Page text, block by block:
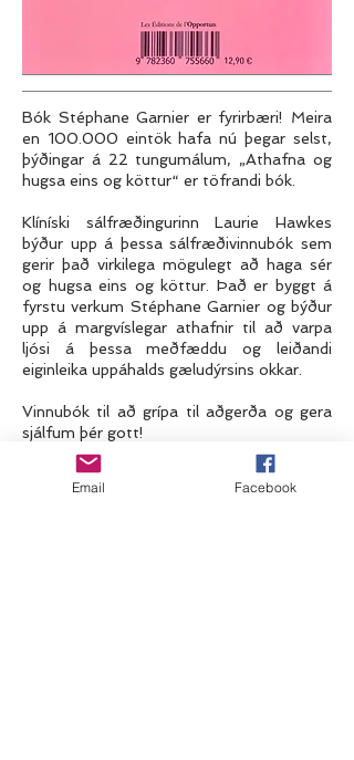
Bók Stéphane Garnier er fyrirbæri! Meira
en 100.000 eintök hafa nú þegar selst,
þýðingar á 22 tungumálum, „Athafna og
hugsa eins og köttur“ er töfrandi bók.
Klíníski sálfræðingurinn Laurie Hawkes
býður upp á þessa sálfræðivinnubók sem
gerir það virkilega mögulegt að haga sér
og hugsa eins og köttur. Það er byggt á
fyrstu verkum Stéphane Garnier og býður
upp á margvíslegar athafnir til að varpa
ljósi á þessa meðfæddu og leiðandi
eiginleika uppáhalds gæludýrsins okkar.
Vinnubók til að grípa til aðgerða og gera
sjálfum þér gott!
Email Facebook